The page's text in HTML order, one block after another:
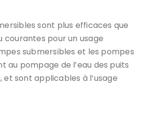
sont plus efficaces que
courantes pour un usage
submersibles et les pompes
au pompage de l’eau des puits
et sont applicables à l’usage